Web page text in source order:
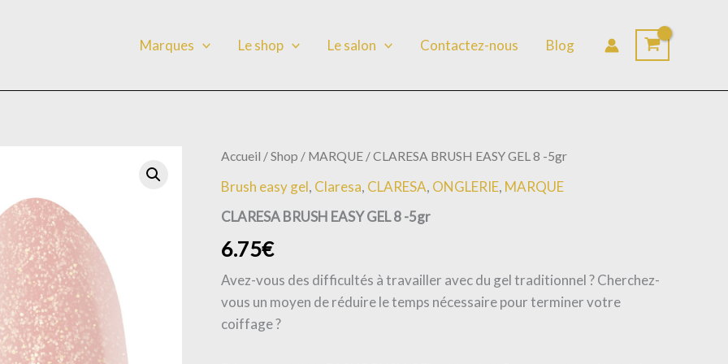
Marques Le shop Le salon Contactez-nous Blog
Accueil /Shop / MARQUE / CLARESA BRUSH EASY GEL 8 -5gr
Brush easy gel, Claresa, CLARESA, ONGLERIE, MARQUE
CLARESA BRUSH EASY GEL 8 -5gr
6.75€
Avez-vous des difficultés à travailler avec du gel traditionnel ? Cherchez-
vous un moyen de réduire le temps nécessaire pour terminer votre
coiffage ?
quantité
CLARESA
EASY
8